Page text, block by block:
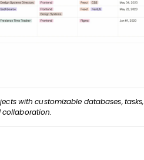
with customizable databases, tasks,
collaboration.